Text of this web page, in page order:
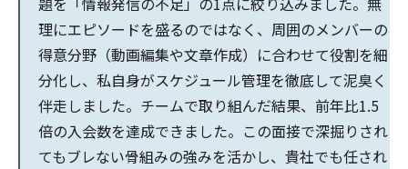
理にエピソードを盛るのではなく、周囲のメンバーの
得意分野（動画編集や文章作成）に合わせて役割を細
分化し、私自身がスケジュール管理を徹底して泥臭く
伴走しました。チームで取り組んだ結果、前年比1.5
倍の入会数を達成できました。この面接で深掘りされ
てもブレない骨組みの強みを活かし、貴社でも任され